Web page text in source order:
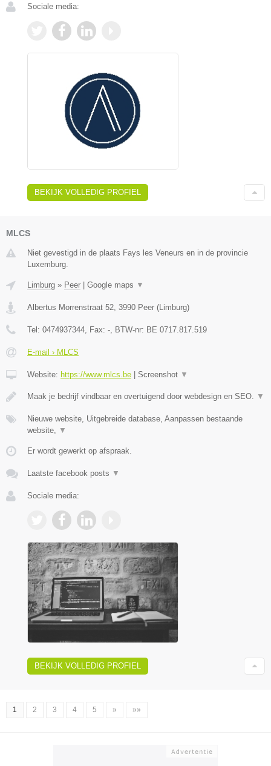
Sociale media:
BEKIJK VOLLEDIG PROFIEL
MLCS
Niet gevestigd in de plaats Fays les Veneurs en in de provincie
Luxemburg.
Limburg » Peer Google maps ▼
Albertus Morrenstraat 52, 3990 Peer (Limburg)
Tel: 0474937344, Fax: -, BTW-nr: BE 0717.817.519
E-mail › MLCS
Website: https://www.mlcs.be Screenshot ▼
Maak je bedrijf vindbaar en overtuigend door webdesign en SEO. ▼
Nieuwe website, Uitgebreide database, Aanpassen bestaande
website, ▼
Er wordt gewerkt op afspraak.
Laatste facebook posts ▼
Sociale media:
BEKIJK VOLLEDIG PROFIEL
1 2 3 4 5 » »»